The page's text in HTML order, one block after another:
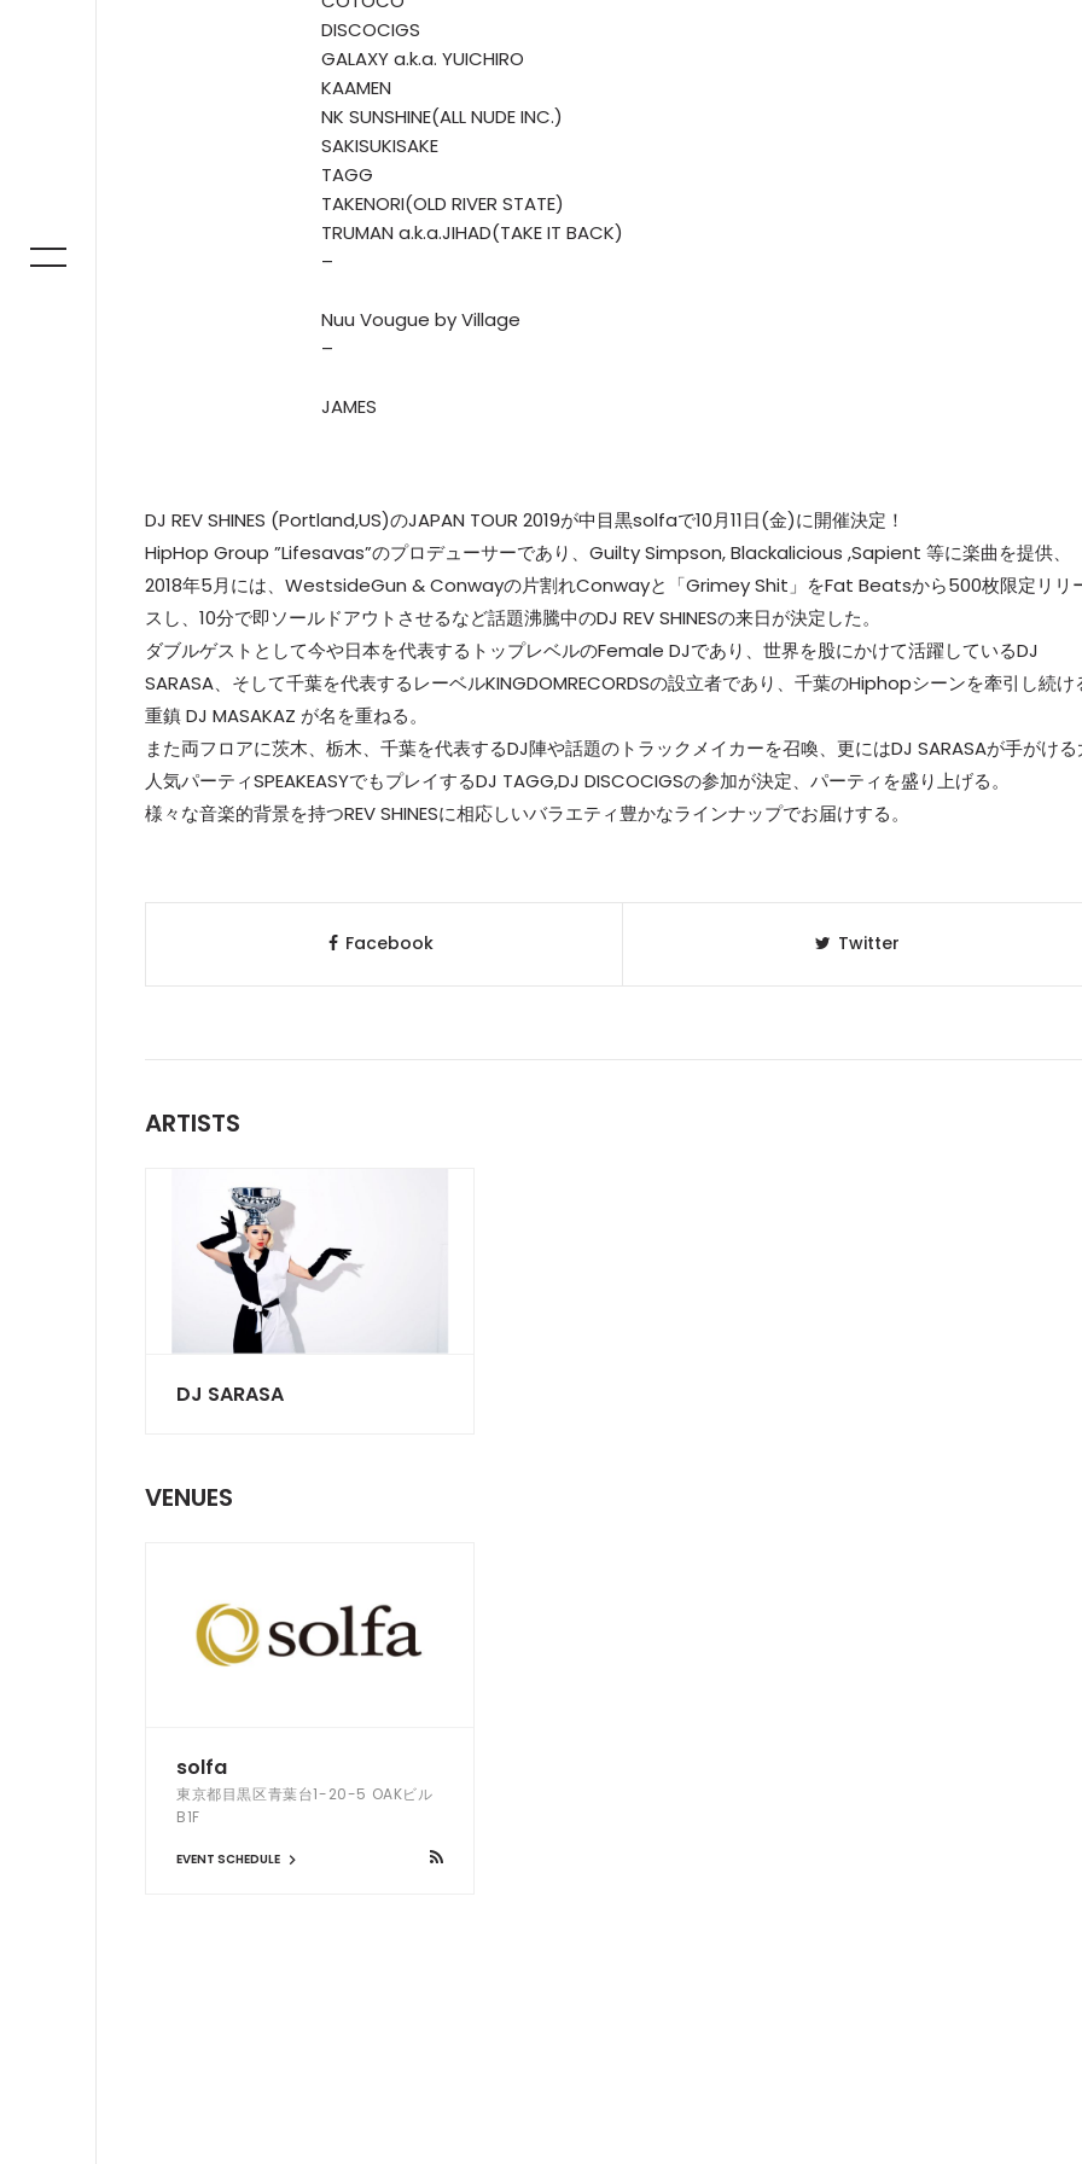
DISCOCIGS
GALAXY a.k.a. YUICHIRO
KAAMEN
NK SUNSHINE(ALL NUDE INC.)
SAKISUKISAKE
TAGG
TAKENORI(OLD RIVER STATE)
TRUMAN a.k.a.JIHAD(TAKE IT BACK)
–
Nuu Vougue by Village
–
JAMES
DJ REV SHINES (Portland,US)のJAPAN TOUR 2019が中目黒solfaで10月11日(金)に開催決定！
HipHop Group ”Lifesavas”のプロデューサーであり、Guilty Simpson, Blackalicious ,Sapient 等に楽曲を提供、
2018年5月には、WestsideGun & Conwayの片割れConwayと「Grimey Shit」をFat Beatsから500枚限定リリ
スし、10分で即ソールドアウトさせるなど話題沸騰中のDJ REV SHINESの来日が決定した。
ダブルゲストとして今や日本を代表するトップレベルのFemale DJであり、世界を股にかけて活躍しているDJ
SARASA、そして千葉を代表するレーベルKINGDOMRECORDSの設立者であり、千葉のHiphopシーンを牽引し続け
重鎮 DJ MASAKAZ が名を重ねる。
また両フロアに茨木、栃木、千葉を代表するDJ陣や話題のトラックメイカーを召喚、更にはDJ SARASAが手がける
人気パーティSPEAKEASYでもプレイするDJ TAGG,DJ DISCOCIGSの参加が決定、パーティを盛り上げる。
様々な音楽的背景を持つREV SHINESに相応しいバラエティ豊かなラインナップでお届けする。
Facebook Twitter
ARTISTS
DJ SARASA
VENUES
solfa
東京都目黒区青葉台1-20-5 OAKビル
B1F
EVENT SCHEDULE